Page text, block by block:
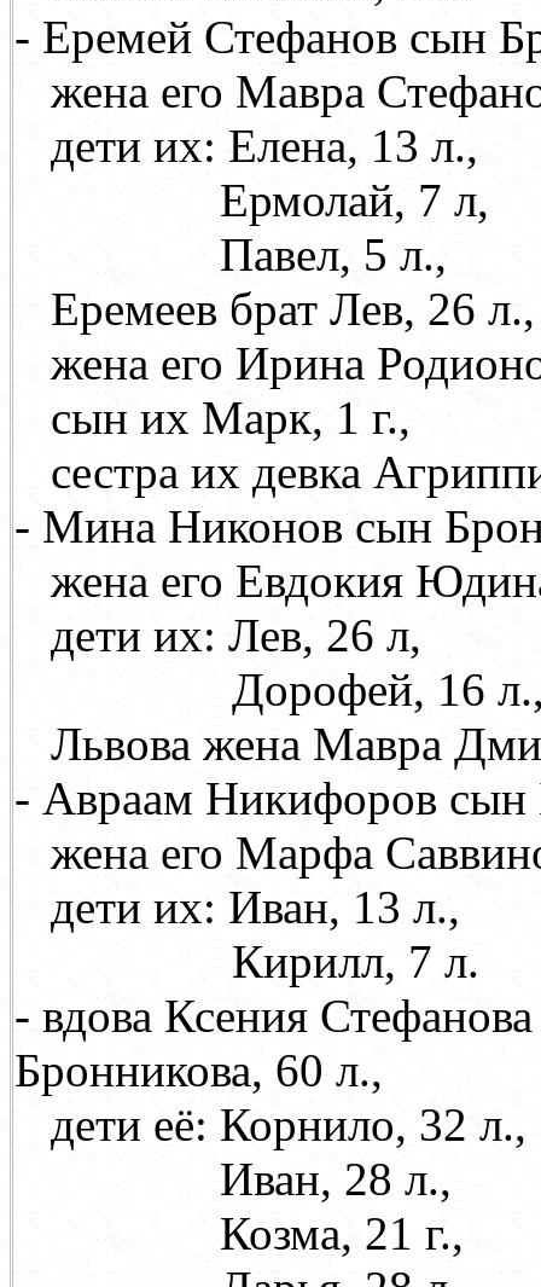
- Еремей Стефанов сын
жена его Мавра
дети их: Елена, 13 л.,
Ермолай, 7 л,
Павел, 5 л.,
Еремеев брат Лев, 26 л.,
жена его Ирина
сын их Марк, 1 г.,
сестра их девка
- Мина Никонов сын
жена его Евдокия
дети их: Лев, 26 л,
Дорофей, 16
Львова жена Мавра
- Авраам Никифоров сын
жена его Марфа
дети их: Иван, 13 л.,
Кирилл, 7 л.
- вдова Ксения
Бронникова, 60 л.,
дети её: Корнило, 32 л.,
Иван, 28 л.,
Козма, 21 г.,